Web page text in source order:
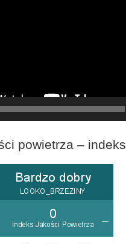
powietrza – indeks